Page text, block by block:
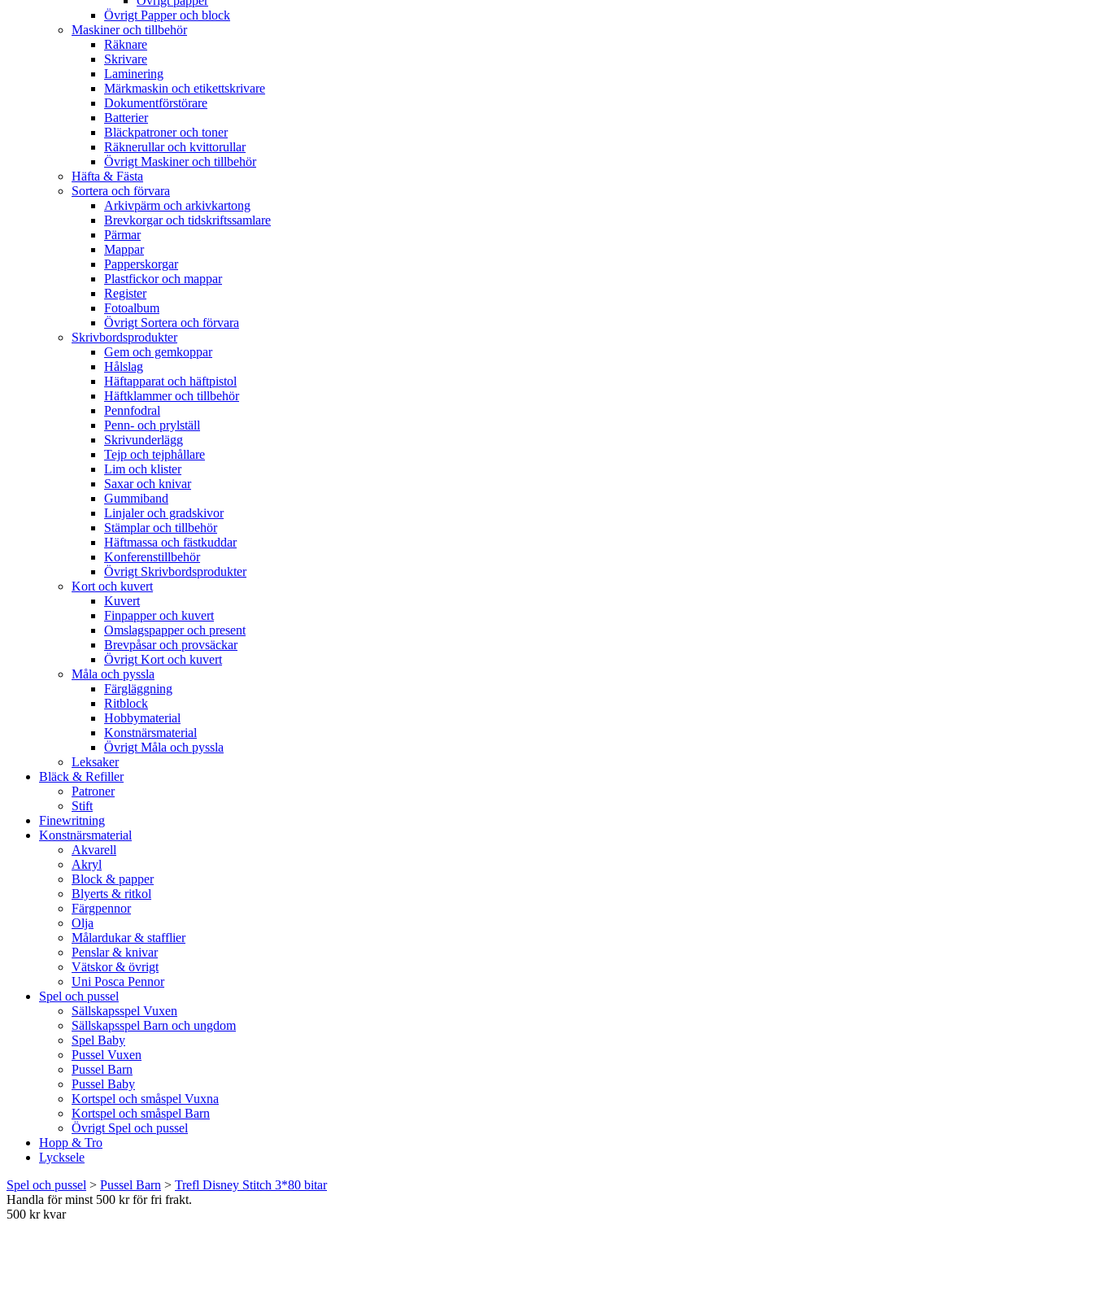
Övrigt Papper och block
Maskiner och tillbehör
Räknare
Skrivare
Laminering
Märkmaskin och etikettskrivare
Dokumentförstörare
Batterier
Bläckpatroner och toner
Räknerullar och kvittorullar
Övrigt Maskiner och tillbehör
Häfta & Fästa
Sortera och förvara
Arkivpärm och arkivkartong
Brevkorgar och tidskriftssamlare
Pärmar
Mappar
Papperskorgar
Plastfickor och mappar
Register
Fotoalbum
Övrigt Sortera och förvara
Skrivbordsprodukter
Gem och gemkoppar
Hålslag
Häftapparat och häftpistol
Häftklammer och tillbehör
Pennfodral
Penn- och prylställ
Skrivunderlägg
Tejp och tejphållare
Lim och klister
Saxar och knivar
Gummiband
Linjaler och gradskivor
Stämplar och tillbehör
Häftmassa och fästkuddar
Konferenstillbehör
Övrigt Skrivbordsprodukter
Kort och kuvert
Kuvert
Finpapper och kuvert
Omslagspapper och present
Brevpåsar och provsäckar
Övrigt Kort och kuvert
Måla och pyssla
Färgläggning
Ritblock
Hobbymaterial
Konstnärsmaterial
Övrigt Måla och pyssla
Leksaker
Bläck & Refiller
Patroner
Stift
Finewritning
Konstnärsmaterial
Akvarell
Akryl
Block & papper
Blyerts & ritkol
Färgpennor
Olja
Målardukar & stafflier
Penslar & knivar
Vätskor & övrigt
Uni Posca Pennor
Spel och pussel
Sällskapsspel Vuxen
Sällskapsspel Barn och ungdom
Spel Baby
Pussel Vuxen
Pussel Barn
Pussel Baby
Kortspel och småspel Vuxna
Kortspel och småspel Barn
Övrigt Spel och pussel
Hopp & Tro
Lycksele
Spel och pussel > Pussel Barn > Trefl Disney Stitch 3*80 bitar
Handla för minst 500 kr för fri frakt.
500 kr kvar